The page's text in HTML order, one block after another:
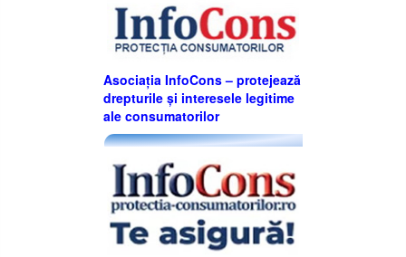
Asociația InfoCons – protejează
drepturile și interesele legitime
ale consumatorilor